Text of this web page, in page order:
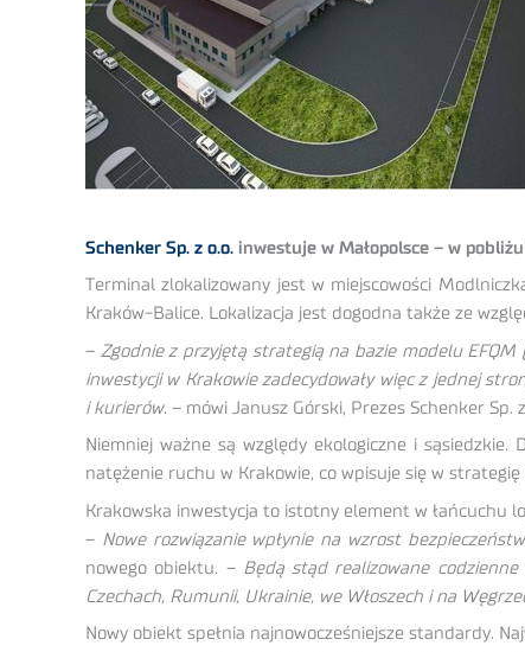
Schenker Sp. z o.o. inwestuje w Małopolsce – w
Terminal zlokalizowany jest w miejscowości
Kraków-Balice. Lokalizacja jest dogodna także ze
– Zgodnie z przyjętą strategią na bazie modelu
inwestycji w Krakowie zadecydowały więc z jednej
i kurierów. – mówi Janusz Górski, Prezes Schenker Sp.
Niemniej ważne są względy ekologiczne i
natężenie ruchu w Krakowie, co wpisuje się w
Krakowska inwestycja to istotny element w łańcuchu
– Nowe rozwiązanie wpłynie na wzrost
nowego obiektu. – Będą stąd realizowane
Czechach, Rumunii, Ukrainie, we Włoszech i na
Nowy obiekt spełnia najnowocześniejsze standardy.